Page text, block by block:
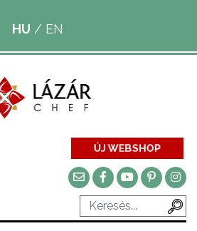
HU / EN
ÚJ WEBSHOP